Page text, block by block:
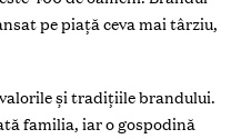
pe piaţă ceva mai târziu,
și tradiţiile brandului.
familia, iar o gospodină